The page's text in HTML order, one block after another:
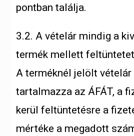
pontban találja.
3.2. A vételár mindig a
termék mellett
A terméknél jelölt vételár
tartalmazza az ÁFÁT, a
kerül feltüntetésre a
mértéke a megadott